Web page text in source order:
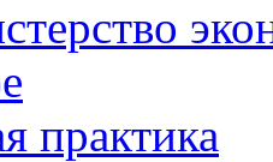
практика